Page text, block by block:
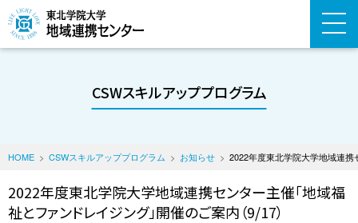
CSWスキルアッププログラム
HOME CSWスキルアッププログラム お知らせ 2022年度東北学院大学地域連
2022年度東北学院大学地域連携センター主催「地域福
祉とファンドレイジング」開催のご案内（9/17）